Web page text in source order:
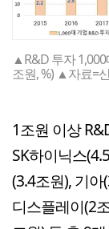
▲R&D 투자
조원, %) ▲자료=
1조원 이상
SK하이닉스
(3.4조원), 기
디스플레이(2